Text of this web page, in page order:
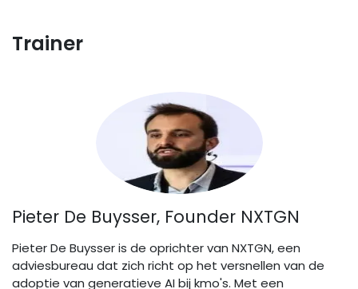
Trainer
Pieter De Buysser, Founder NXTGN
Pieter De Buysser is de oprichter van NXTGN, een
adviesbureau dat zich richt op het versnellen van de
adoptie van generatieve AI bij kmo's. Met een